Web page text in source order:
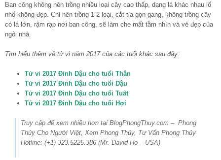
Ban công không nên trồng nhiều loại cây cao thấp, dạng lá khác nhau lố
nhố không đẹp. Chỉ nên trồng 1-2 loại, cắt tỉa gọn gang, không trồng cây
có lá lớn, rậm rạp nơi ban công, sẽ làm che mất tầm nhìn và vẻ đẹp của
ngôi nhà.
Tìm hiểu thêm về tử vi năm 2017 của các tuổi khác sau đây:
Tử vi 2017 Đinh Dậu cho tuổi Thân
Tử vi 2017 Đinh Dậu cho tuổi Dậu
Tử vi 2017 Đinh Dậu cho tuổi Tuất
Tử vi 2017 Đinh Dậu cho tuổi Hợi
Truy cập để xem nhiều hơn tại BlogPhongThuy.com – Phong
Thủy Cho Người Việt, Xem Phong Thủy, Tư Vấn Phong Thủy
Hotline: (+1) 323.5225.386 (Mr. David Ho – USA)